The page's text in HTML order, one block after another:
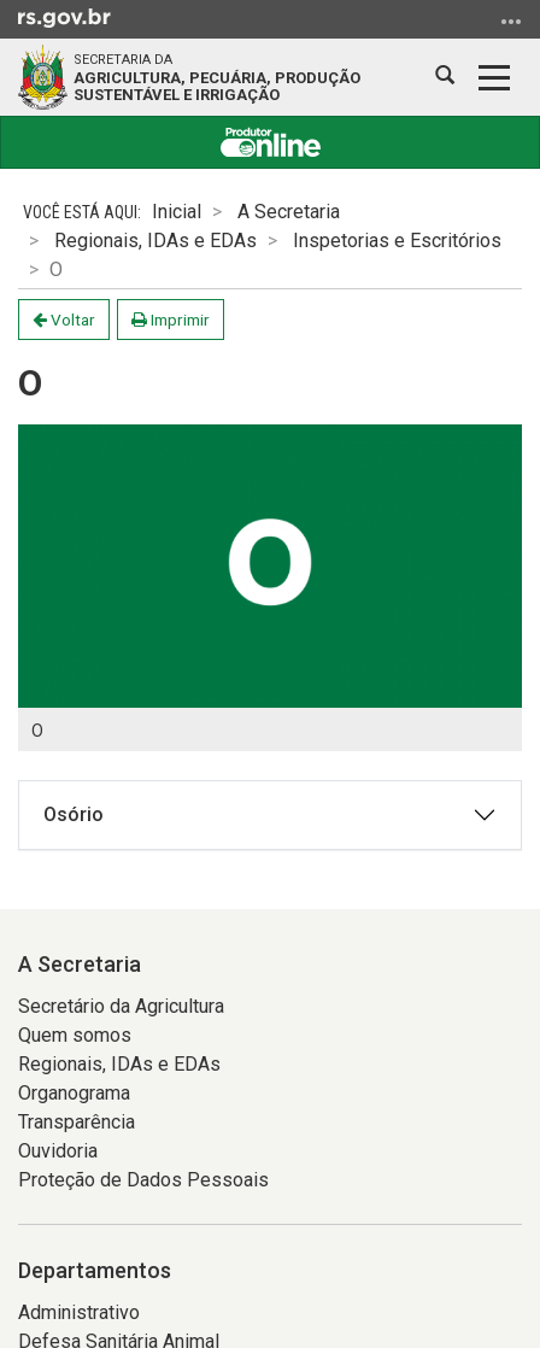
para
conteúdo
menu
para
busca
SECRETARIA DA
AGRICULTURA, PECUÁRIA, PRODUÇÃO
SUSTENTÁVEL E IRRIGAÇÃO
Abrir
conteúdo
Inicial
A Secretaria
Regionais, IDAs e EDAs
Inspetorias e Escritórios
O
Voltar Imprimir
O
O
Osório
A Secretaria
Secretário da Agricultura
Quem somos
Regionais, IDAs e EDAs
Organograma
Transparência
Ouvidoria
Proteção de Dados Pessoais
Departamentos
Administrativo
Defesa Sanitária Animal